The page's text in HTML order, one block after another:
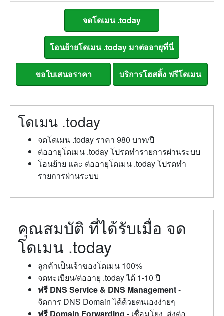
โดเมน .today
จดโดเมน .today ราคา 980 บาท/ปี
ต่ออายุโดเมน .today โปรดทำรายการผ่านระบบ
โอนย้าย และ ต่ออายุโดเมน .today โปรดทำ
รายการผ่านระบบ
คุณสมบัติ ที่ได้รับเมื่อ จด
โดเมน .today
ลูกค้าเป็นเจ้าของโดเมน 100%
จดทะเบียน/ต่ออายุ .today ได้ 1-10 ปี
ฟรี DNS Service & DNS Management-
จัดการ DNS Domain ได้ด้วยตนเองง่ายๆ
ฟรี Domain Forwarding - เชื่อมโยง, ส่งต่อ